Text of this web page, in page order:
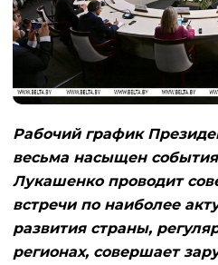
Рабочий график
весьма насыщен
Лукашенко проводит
встречи по наиболее
развития страны,
регионах, совершает